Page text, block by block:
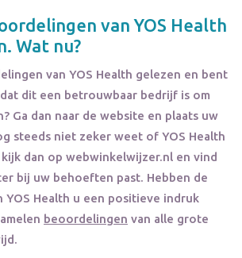
vanYOS Health
Wat nu?
van YOS Health gelezen en bent
dit een betrouwbaar bedrijf is om
Ga dan naar de website en plaats uw
steeds niet zeker weet of YOS Health
dan op webwinkelwijzer.nl en vind
bij uw behoeften past. Hebben de
YOS Health u een positieve indruk
beoordelingen van alle grote